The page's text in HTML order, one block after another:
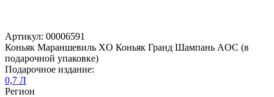
Артикул: 00006591
Коньяк Мараншевиль XO Коньяк Гранд Шампань AOC (в
подарочной упаковке)
Подарочное издание:
0,7 Л
Регион